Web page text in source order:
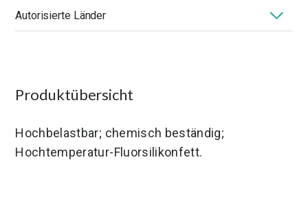
Anwendung Chemie
Autorisierte Länder
Produktübersicht
Hochbelastbar; chemisch beständig;
Hochtemperatur-Fluorsilikonfett.